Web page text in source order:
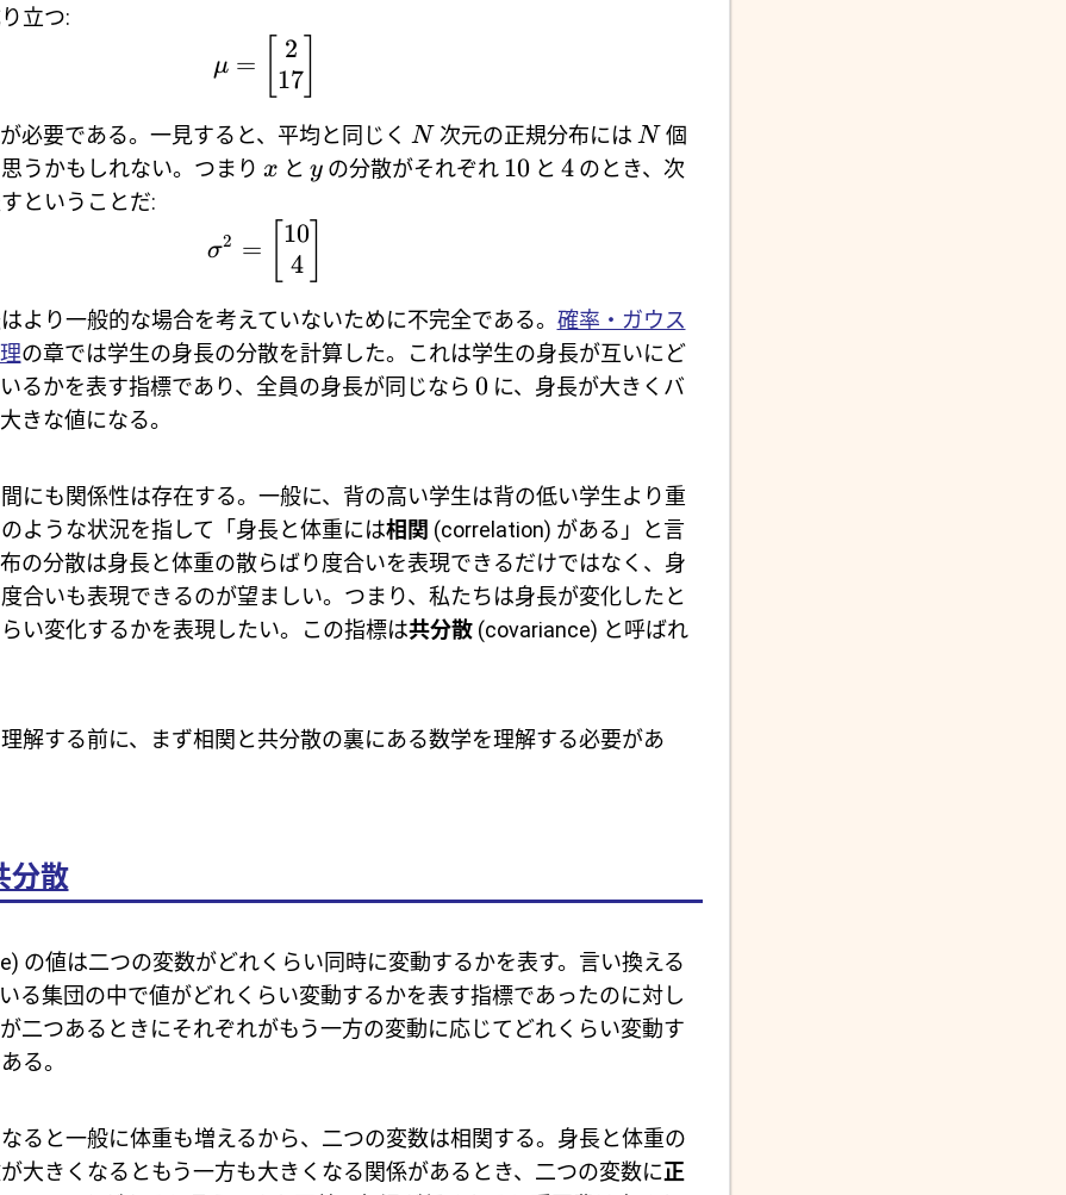
立つ:
μ =
2
17
必要である。一見すると、平均と同じく N 次元の正規分布には N 個
うかもしれない。つまり x と y の分散がそれぞれ 10 と4 のとき、次
ということだ:
σ2 =
10
4
より一般的な場合を考えていないために不完全である。 確率・ガウス
の章では学生の身長の分散を計算した。これは学生の身長が互いにど
るかを表す指標であり、全員の身長が同じなら 0に、身長が大きくバ
きな値になる。
にも関係性は存在する。一般に、背の高い学生は背の低い学生より重
ような状況を指して「身長と体重には相関 (correlation) がある」と言
の分散は身長と体重の散らばり度合いを表現できるだけではなく、身
合いも表現できるのが望ましい。つまり、私たちは身長が変化したと
い変化するかを表現したい。この指標は共分散(covariance) と呼ばれ
解する前に、まず相関と共分散の裏にある数学を理解する必要があ
分散
の値は二つの変数がどれくらい同時に変動するかを表す。言い換える
る集団の中で値がどれくらい変動するかを表す指標であったのに対し
二つあるときにそれぞれがもう一方の変動に応じてどれくらい変動す
る。
ると一般に体重も増えるから、二つの変数は相関する。身長と体重の
大きくなるともう一方も大きくなる関係があるとき、二つの変数に正